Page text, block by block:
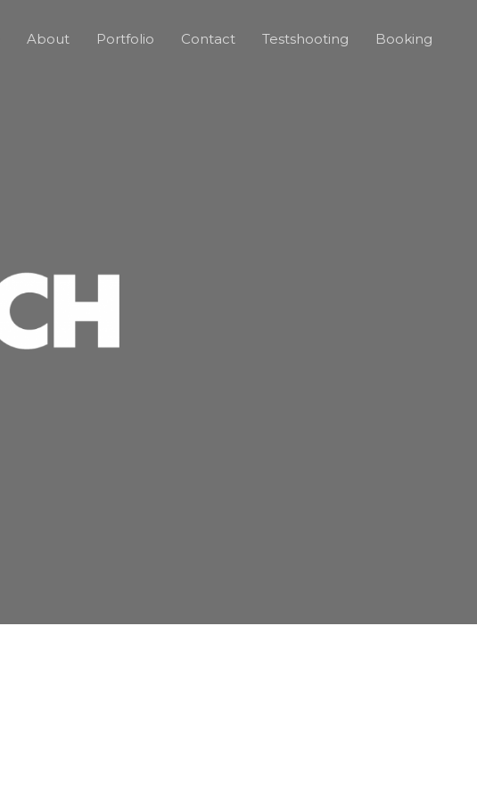
About Portfolio Contact Testshooting Booking